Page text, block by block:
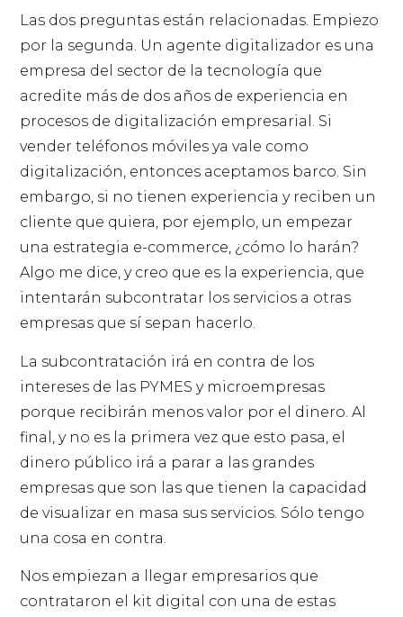
Las dos preguntas están relacionadas. Empiezo
por la segunda. Un agente digitalizador es una
empresa del sector de la tecnología que
acredite más de dos años de experiencia en
procesos de digitalización empresarial. Si
vender teléfonos móviles ya vale como
digitalización, entonces aceptamos barco. Sin
embargo, si no tienen experiencia y reciben un
cliente que quiera, por ejemplo, un empezar
una estrategia e-commerce, ¿cómo lo harán?
Algo me dice, y creo que es la experiencia, que
intentarán subcontratar los servicios a otras
empresas que sí sepan hacerlo.
La subcontratación irá en contra de los
intereses de las PYMES y microempresas
porque recibirán menos valor por el dinero. Al
final, y no es la primera vez que esto pasa, el
dinero público irá a parar a las grandes
empresas que son las que tienen la capacidad
de visualizar en masa sus servicios. Sólo tengo
una cosa en contra.
Nos empiezan a llegar empresarios que
contrataron el kit digital con una de estas